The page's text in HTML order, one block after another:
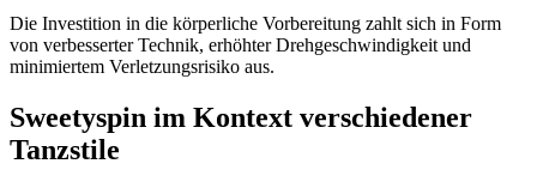
Die Investition in die körperliche Vorbereitung zahlt sich in Form
von verbesserter Technik, erhöhter Drehgeschwindigkeit und
minimiertem Verletzungsrisiko aus.
Sweetyspin im Kontext verschiedener
Tanzstile